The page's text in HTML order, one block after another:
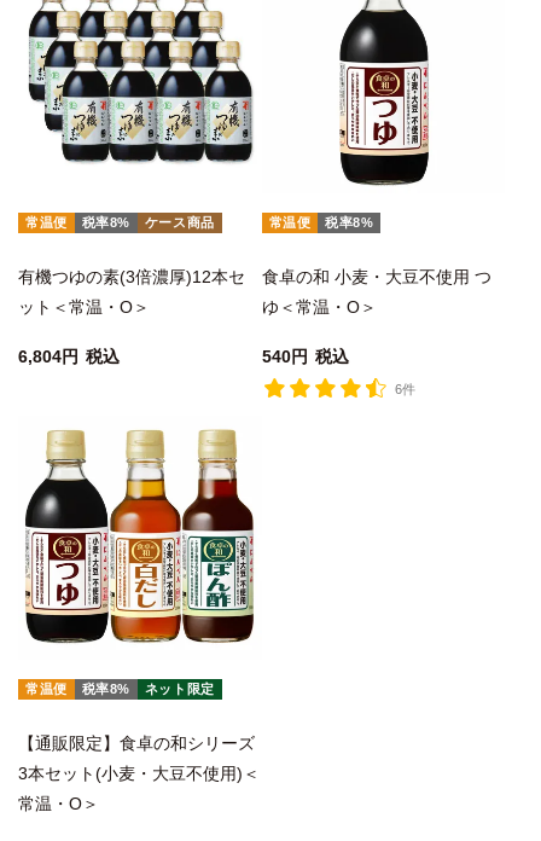
常温便 税率8% ケース商品
有機つゆの素(3倍濃厚)12本セ
ット＜常温・O＞
6,804 税込
常温便 税率8%
食卓の和 小麦・大豆不使用 つ
ゆ＜常温・O＞
540 税込
6件
常温便 税率8% ネット限定
【通販限定】食卓の和シリーズ
3本セット(小麦・大豆不使用)＜
常温・O＞